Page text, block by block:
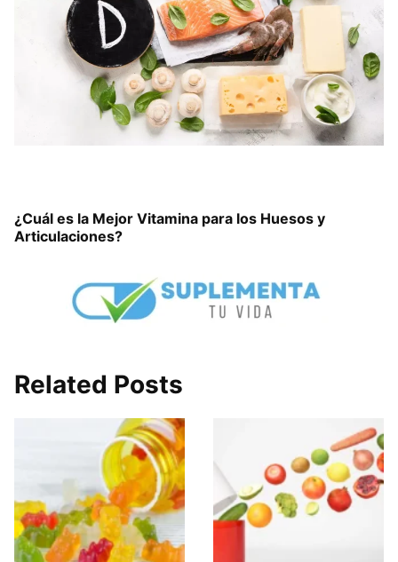
¿Cuál es la Mejor Vitamina para los Huesos y
Articulaciones?
Related Posts